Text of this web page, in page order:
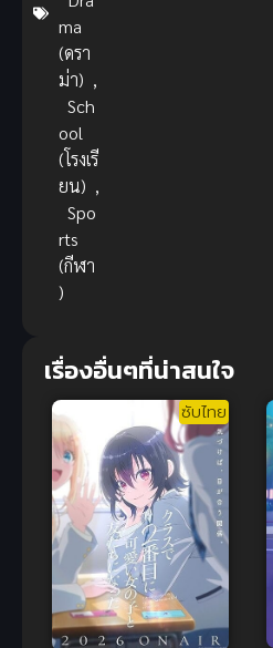
ma
(ดรา
ม่า) ,
Sch
ool
(โรงเรี
ยน) ,
Spo
rts
(กีฬา
)
เรื่องอื่นๆที่น่าสนใจ
ซับไทย